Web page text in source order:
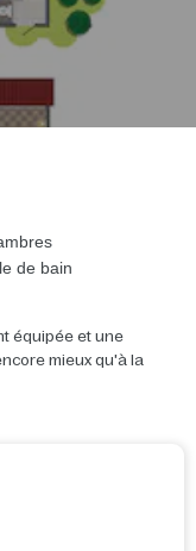
de bain
équipée et une
mieux qu'à la